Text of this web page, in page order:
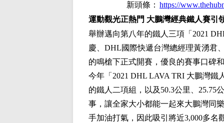
新頭條： https://
運動觀光正熱門 大鵬灣經典鐵人賽引
舉辦邁向第八年的鐵人三項「2021
慶、DHL國際快遞台灣總經理黃湧君
的鳴槍下正式開賽，優良的賽事口碑
今年「2021 DHL LAVA TRI 大鵬灣鐵
的鐵人二項組，以及50.3公里、25.75
事，讓全家大小都能一起來大鵬灣同
手加油打氣，因此吸引將近3,000多